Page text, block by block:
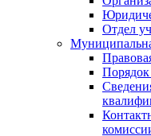
Отдел
Порядок